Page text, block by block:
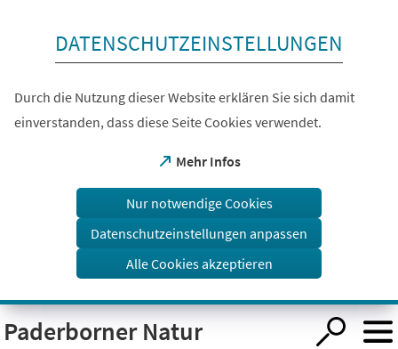
Visuelle
Assistenzsoftware
öffnen.
DATENSCHUTZEINSTELLUNGEN
Durch die Nutzung dieser Website erklären Sie sich damit
einverstanden, dass diese Seite Cookies verwendet.
Mehr Infos
(Öffnet
einem
Tab)
Nur notwendige Cookies
Datenschutzeinstellungen anpassen
Alle Cookies akzeptieren
Paderborner Natur